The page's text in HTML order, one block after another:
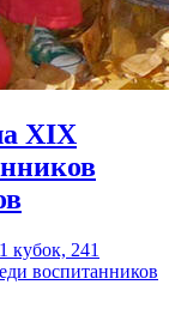
XIX
кубок, 241
воспитанников